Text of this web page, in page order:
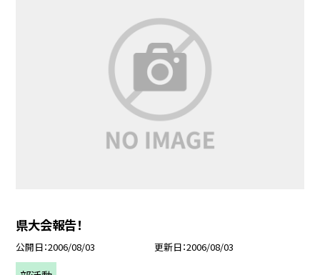
県大会報告！
公開日 2006/08/03 更新日 2006/08/03